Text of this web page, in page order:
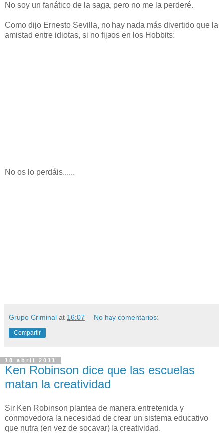
No soy un fanático de la saga, pero no me la perderé.
Como dijo Ernesto Sevilla, no hay nada más divertido que la
amistad entre idiotas, si no fijaos en los Hobbits:
No os lo perdáis......
Grupo Criminal at 16:07 No hay comentarios:
Compartir
18 abril 2011
Ken Robinson dice que las escuelas
matan la creatividad
Sir Ken Robinson plantea de manera entretenida y
conmovedora la necesidad de crear un sistema educativo
que nutra (en vez de socavar) la creatividad.